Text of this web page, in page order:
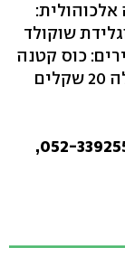
שוקולד
כוס קטנה
תעלה לכם 16 שקלים, כוס בינונית תעלה 20 שקלים
ניסים אלוני 10 (מתחם G) תל אביב, 052-3392552,